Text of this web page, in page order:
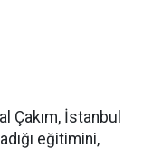
Çakım, İstanbul
eğitimini,